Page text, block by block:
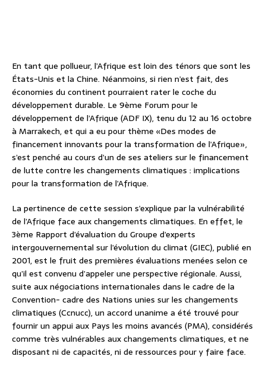
En tant que pollueur, l’Afrique est loin des ténors que sont les
États-Unis et la Chine. Néanmoins, si rien n’est fait, des
économies du continent pourraient rater le coche du
développement durable. Le 9ème Forum pour le
développement de l’Afrique (ADF IX), tenu du 12 au 16 octobre
à Marrakech, et qui a eu pour thème «Des modes de
financement innovants pour la transformation de l’Afrique»,
s’est penché au cours d’un de ses ateliers sur le financement
de lutte contre les changements climatiques : implications
pour la transformation de l’Afrique.
La pertinence de cette session s’explique par la vulnérabilité
de l’Afrique face aux changements climatiques. En effet, le
3ème Rapport d’évaluation du Groupe d’experts
intergouvernemental sur l’évolution du climat (GIEC), publié en
2001, est le fruit des premières évaluations menées selon ce
qu’il est convenu d’appeler une perspective régionale. Aussi,
suite aux négociations internationales dans le cadre de la
Convention- cadre des Nations unies sur les changements
climatiques (Ccnucc), un accord unanime a été trouvé pour
fournir un appui aux Pays les moins avancés (PMA), considérés
comme très vulnérables aux changements climatiques, et ne
disposant ni de capacités, ni de ressources pour y faire face.